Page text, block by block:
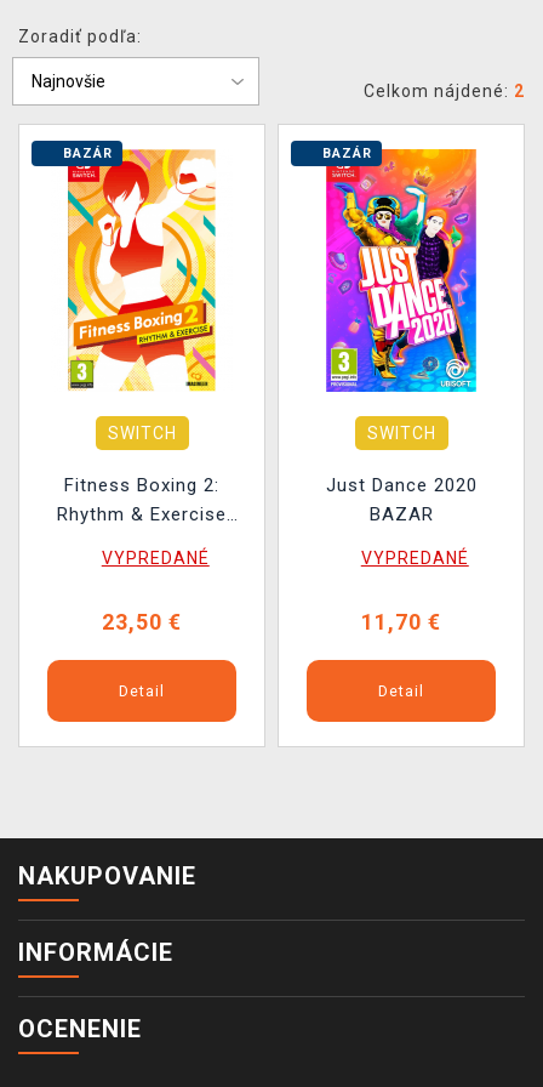
XZONE KLUB
Zoradiť podľa:
Celkom nájdené: 2
BAZÁR
SWITCH
Fitness Boxing 2:
Rhythm & Exercise
VYPREDANÉ
23,50 €
Detail
BAZÁR
SWITCH
Just Dance 2020
BAZAR
VYPREDANÉ
11,70 €
Detail
NAKUPOVANIE
INFORMÁCIE
OCENENIE